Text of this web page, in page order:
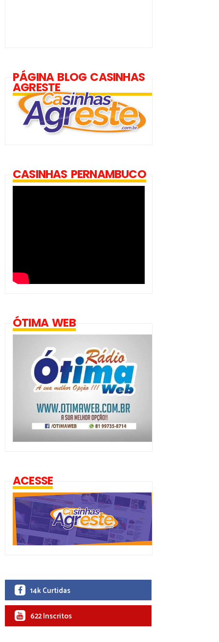
PÁGINA BLOG CASINHAS
AGRESTE
CASINHAS PERNAMBUCO
ÓTIMA WEB
ACESSE
14k Curtidas
622 Inscritos